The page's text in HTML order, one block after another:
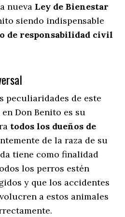
nueva Ley de Bienestar
siendo indispensable
de responsabilidad civil
peculiaridades de este
Don Benito es su
todos los dueños de
de la raza de su
tiene como finalidad
los perros estén
y que los accidentes
a estos animales